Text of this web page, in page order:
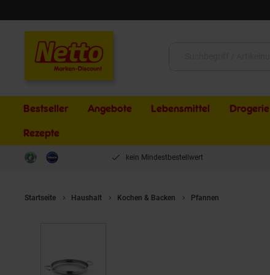
Bestseller Angebote Lebensmittel Drogerie
Rezepte
kein Mindestbestellwert
Startseite Haushalt Kochen & Backen Pfannen